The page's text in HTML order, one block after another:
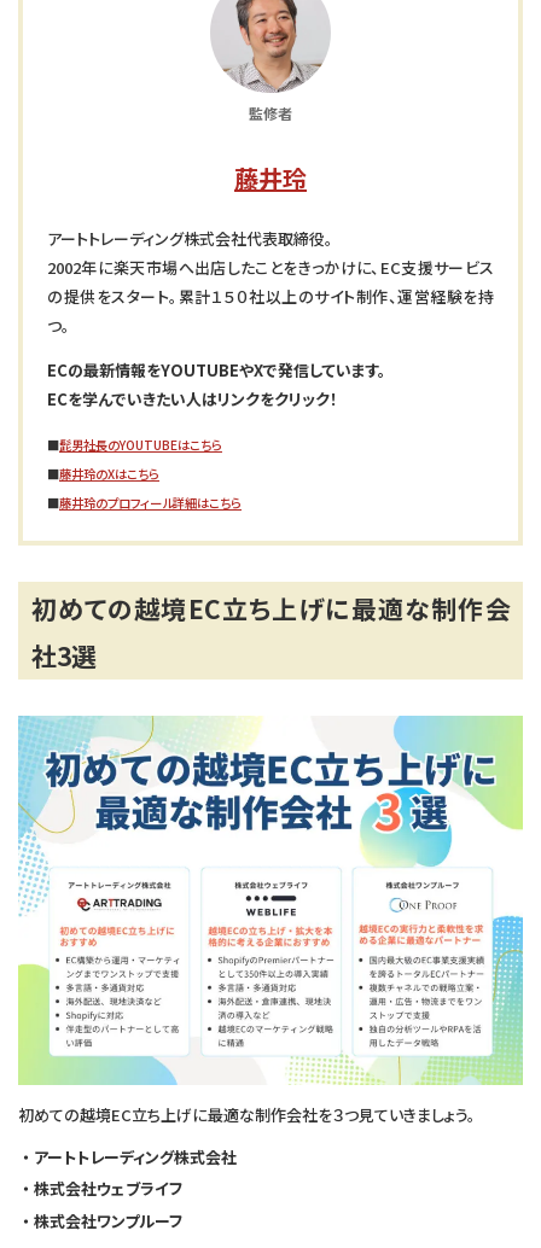
監修者
藤井玲
アートトレーディング株式会社代表取締役。
2002年に楽天市場へ出店したことをきっかけに、EC支援サービス
の提供をスタート。累計１５０社以上のサイト制作、運営経験を持
つ。
ECの最新情報をYOUTUBEやXで発信しています。
ECを学んでいきたい人はリンクをクリック！
■髭男社長のYOUTUBEはこちら
■藤井玲のXはこちら
■藤井玲のプロフィール詳細はこちら
初めての越境EC立ち上げに最適な制作会
社3選
初めての越境EC立ち上げに最適な制作会社を３つ見ていきましょう。
アートトレーディング株式会社
株式会社ウェブライフ
株式会社ワンプルーフ